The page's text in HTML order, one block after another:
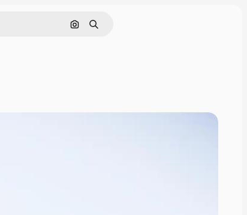
画像で検索
検索